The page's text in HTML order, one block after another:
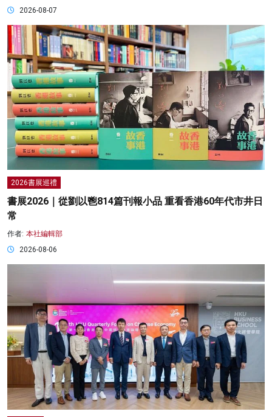
2026-08-07
2026書展巡禮
書展2026｜從劉以鬯814篇刊報小品 重看香港60年代市井日
常
作者: 本社編輯部
2026-08-06